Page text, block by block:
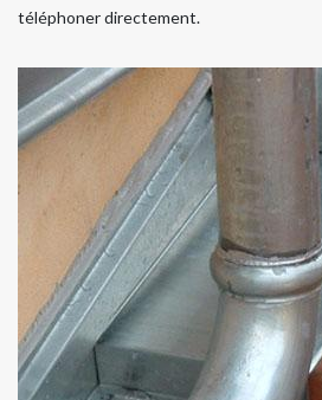
téléphoner directement.